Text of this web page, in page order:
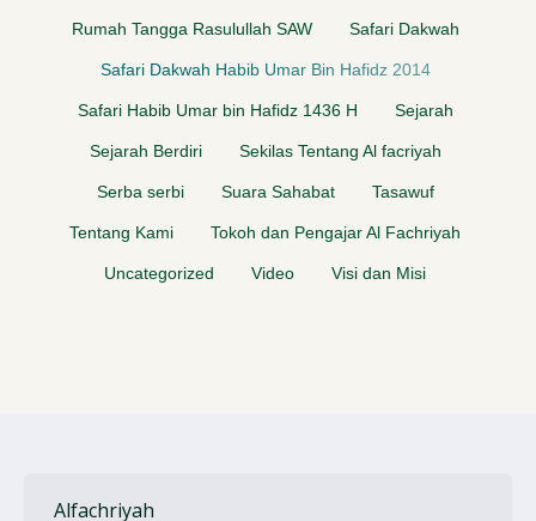
Rumah Tangga Rasulullah SAW Safari Dakwah
Safari Dakwah Habib Umar Bin Hafidz 2014
Safari Habib Umar bin Hafidz 1436 H Sejarah
Sejarah Berdiri Sekilas Tentang Al facriyah
Serba serbi Suara Sahabat Tasawuf
Tentang Kami Tokoh dan Pengajar Al Fachriyah
Uncategorized Video Visi dan Misi
Alfachriyah